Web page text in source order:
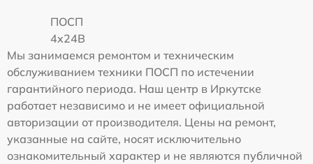
ПОСП
4x24B
Мы занимаемся ремонтом и техническим
обслуживанием техники ПОСП по истечении
гарантийного периода. Наш центр в Иркутске
работает независимо и не имеет официальной
авторизации от производителя. Цены на ремонт,
указанные на сайте, носят исключительно
ознакомительный характер и не являются публичной